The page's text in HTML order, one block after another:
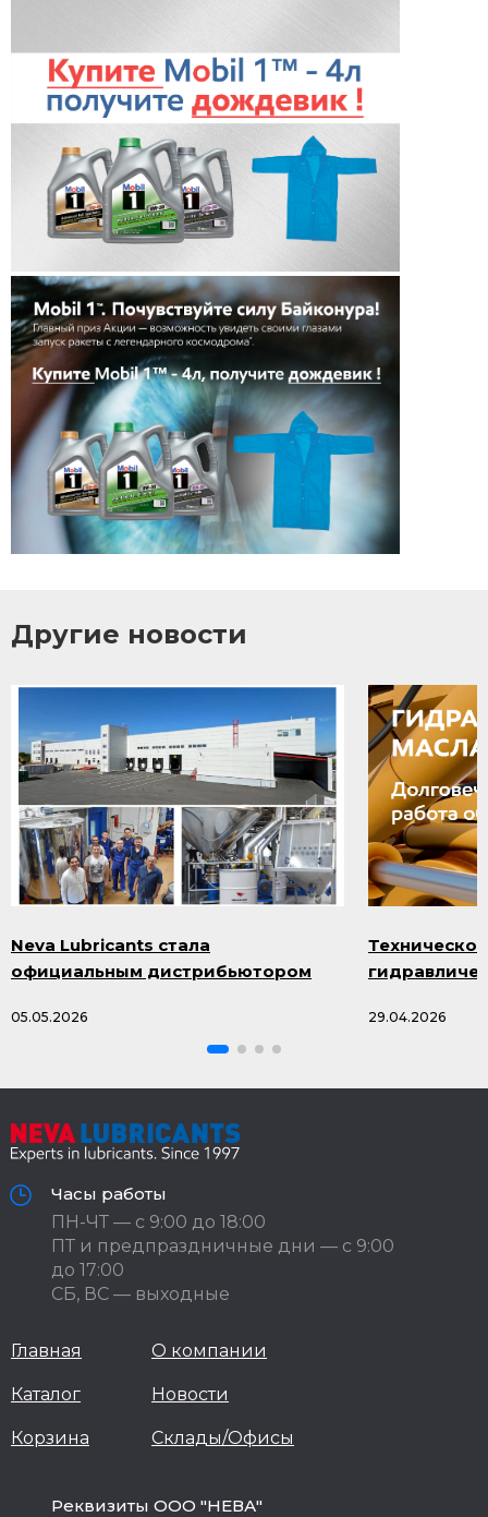
Другие новости
Neva Lubricants стала
официальным дистрибьютором
05.05.2026 29.04.2026
Часы работы
ПН-ЧТ — с 9:00 до 18:00
ПТ и предпраздничные дни — с 9:00
до 17:00
СБ, ВС — выходные
Главная
Каталог
Корзина
О компании
Новости
Склады/Офисы
Реквизиты ООО "НЕВА"